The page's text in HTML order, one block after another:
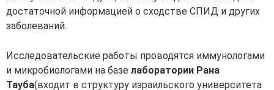
достаточной информацией о сходстве СПИД и других
заболеваний.
Исследовательские работы проводятся иммунологами
и микробиологами на базе лаборатории Рана
Тауба(входит в структуру израильского университета